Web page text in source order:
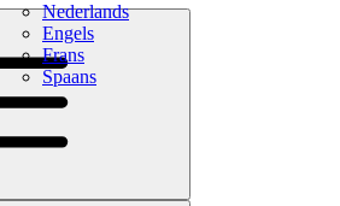
Nederlands
Engels
Frans
Spaans